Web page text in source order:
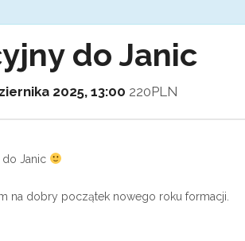
do Janic
2025, 13:00 220PLN
Janic
na dobry początek nowego roku formacji.